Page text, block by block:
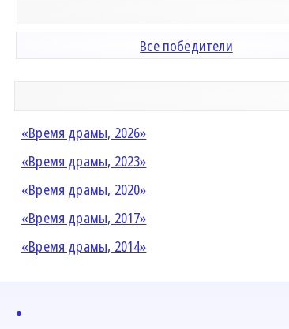
Все победители
«Время драмы, 2026»
«Время драмы, 2023»
«Время драмы, 2020»
«Время драмы, 2017»
«Время драмы, 2014»